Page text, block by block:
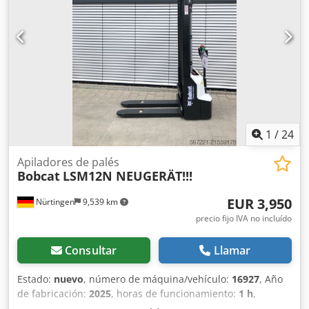
19% de IVA ---- Para cualquier consulta, por favor, llame a:
Erik Kortum: WhatsApp ?Toda la información se
proporciona sin garantía ni responsabilidad, y está sujeta
a errores y a la venta previa.
1 /24
Nürtingen 9,539 km
Apiladores de palés
Bobcat LSM12N NEUGERÄT!!!
EUR 3,950
precio fijo IVA no incluído
Consultar Llamar
Estado: nuevo, número de máquina/vehículo: 16927, Año
de fabricación: 2025, horas de funcionamiento: 1 h,